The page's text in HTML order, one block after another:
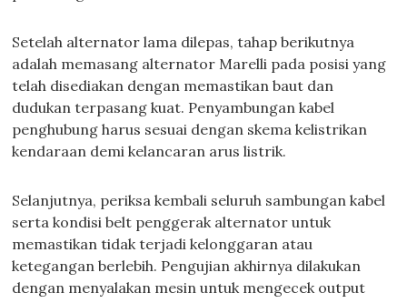
Setelah alternator lama dilepas, tahap berikutnya
adalah memasang alternator Marelli pada posisi yang
telah disediakan dengan memastikan baut dan
dudukan terpasang kuat. Penyambungan kabel
penghubung harus sesuai dengan skema kelistrikan
kendaraan demi kelancaran arus listrik.
Selanjutnya, periksa kembali seluruh sambungan kabel
serta kondisi belt penggerak alternator untuk
memastikan tidak terjadi kelonggaran atau
ketegangan berlebih. Pengujian akhirnya dilakukan
dengan menyalakan mesin untuk mengecek output